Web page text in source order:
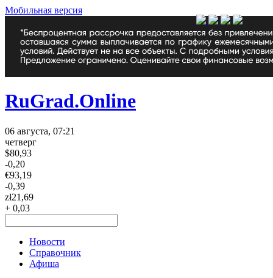
Мобильная версия
RuGrad.Online
06 августа, 07:21
четверг
$80,93
-0,20
€93,19
-0,39
zł21,69
+ 0,03
Новости
Справочник
Афиша